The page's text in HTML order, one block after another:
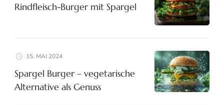
Rindfleisch-Burger mit Spargel
15. MAI 2024
Spargel Burger – vegetarische
Alternative als Genuss